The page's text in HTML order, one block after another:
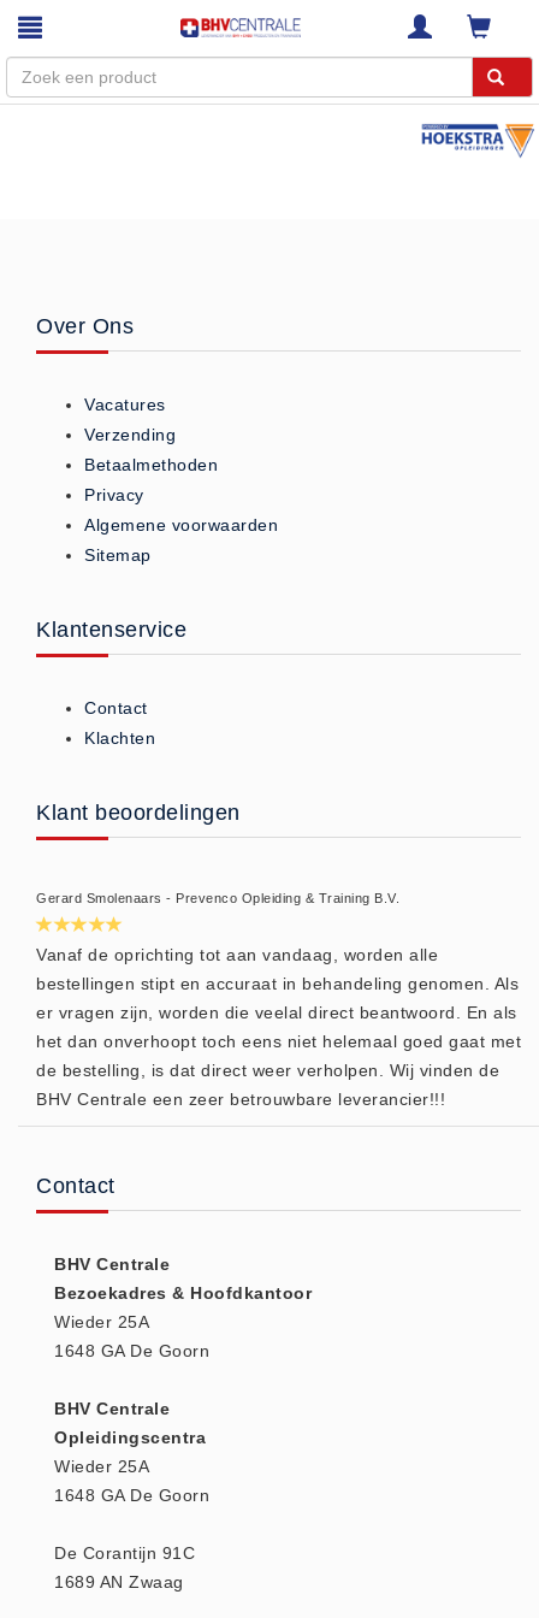
Diensten
RI&E
Bedrijfsnoodplannen
VCA Trajecten
ISO 9001 Begeleiding
Inspectiecentrale
Ons Team
Nieuws
Contact
Klachten
Privacy
Retourneren
Algemene Voorwaarden
Vacatures
Winkel
(20)
Actie (5)
AED batterijen (12)
AED binnen - buiten kasten (11)
Beademings materialen (6)
AED trainers (14)
Over Ons
Vacatures
Verzending
Betaalmethoden
Privacy
Algemene voorwaarden
Sitemap
Klantenservice
Contact
Klachten
Klant beoordelingen
Gerard Smolenaars - Prevenco Opleiding & Training B.V.
Vanaf de oprichting tot aan vandaag, worden alle
bestellingen stipt en accuraat in behandeling genomen. Als
er vragen zijn, worden die veelal direct beantwoord. En als
het dan onverhoopt toch eens niet helemaal goed gaat met
de bestelling, is dat direct weer verholpen. Wij vinden de
BHV Centrale een zeer betrouwbare leverancier!!!
Contact
BHV Centrale
Bezoekadres & Hoofdkantoor
Wieder 25A
1648 GA De Goorn
BHV Centrale
Opleidingscentra
Wieder 25A
1648 GA De Goorn
De Corantijn 91C
1689 AN Zwaag